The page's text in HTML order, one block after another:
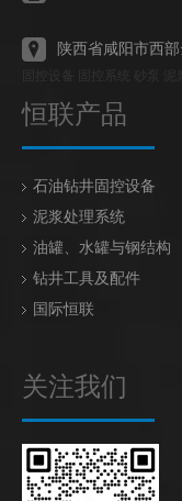
陕西省咸阳市西
恒联产品
石油钻井固控设备
泥浆处理系统
油罐、水罐与钢结构
钻井工具及配件
国际恒联
关注我们